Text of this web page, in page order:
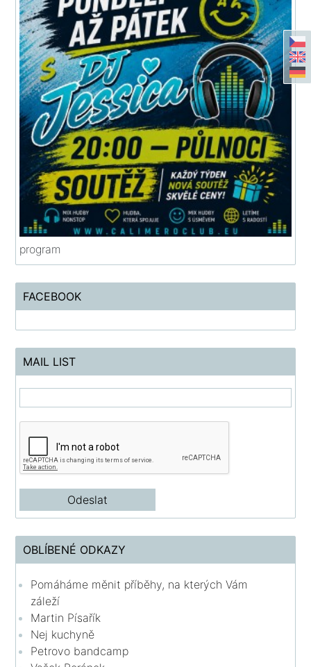
program
FACEBOOK
MAIL LIST
OBLÍBENÉ ODKAZY
Pomáháme měnit příběhy, na kterých Vám
záleží
Martin Písařík
Nej kuchyně
Petrovo bandcamp